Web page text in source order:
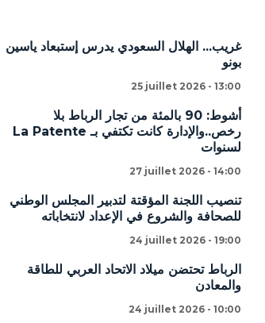
غريب... الهلال السعودي يدرس إستبعاد ياسين
بونو
25 juillet 2026 - 13:00
أشوط: 90 بالمئة من تجار الرباط بلا
رخص..والإدارة كانت تكتفي بـ La Patente
لسنوات
27 juillet 2026 - 14:00
تنصيب اللجنة المؤقتة لتدبير المجلس الوطني
للصحافة والشروع في الإعداد لانتخاباته
24 juillet 2026 - 19:00
الرباط تحتضن ميلاد الاتحاد العربي للطاقة
والمعادن
24 juillet 2026 - 10:00